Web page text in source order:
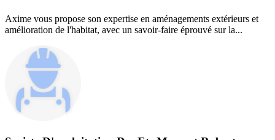
Axime vous propose son expertise en aménagements extérieurs et
amélioration de l'habitat, avec un savoir-faire éprouvé sur la...